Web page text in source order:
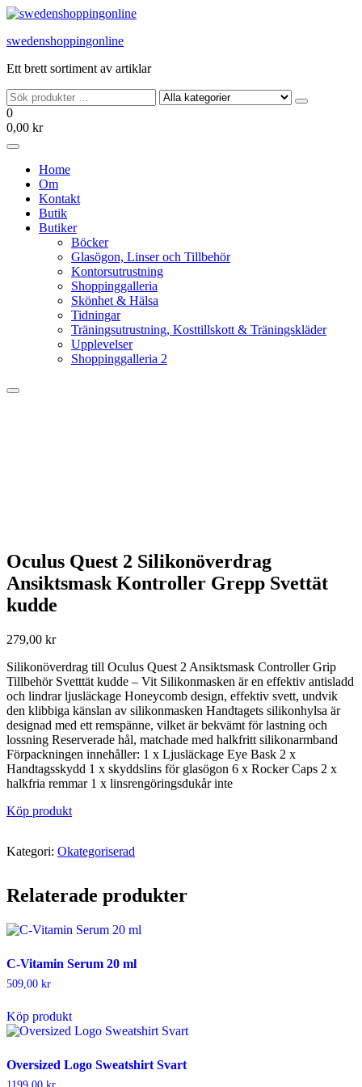
Hoppa
innehållet
swedenshoppingonline
Ett brett sortiment av artiklar
0
0,00 kr
Home
Om
Kontakt
Butik
Butiker
Böcker
Glasögon, Linser och Tillbehör
Kontorsutrustning
Shoppinggalleria
Skönhet & Hälsa
Tidningar
Träningsutrustning, Kosttillskott & Träningskläder
Upplevelser
Shoppinggalleria 2
Oculus Quest 2 Silikonöverdrag
Ansiktsmask Kontroller Grepp Svettät
kudde
279,00 kr
Silikonöverdrag till Oculus Quest 2 Ansiktsmask Controller Grip
Tillbehör Svetttät kudde – Vit Silikonmasken är en effektiv antisladd
och lindrar ljusläckage Honeycomb design, effektiv svett, undvik
den klibbiga känslan av silikonmasken Handtagets silikonhylsa är
designad med ett remspänne, vilket är bekvämt för lastning och
lossning Reserverade hål, matchade med halkfritt silikonarmband
Förpackningen innehåller: 1 x Ljusläckage Eye Bask 2 x
Handtagsskydd 1 x skyddslins för glasögon 6 x Rocker Caps 2 x
halkfria remmar 1 x linsrengöringsdukår inte
Köp produkt
Kategori: Okategoriserad
Relaterade produkter
C-Vitamin Serum 20 ml
509,00 kr
Köp produkt
Oversized Logo Sweatshirt Svart